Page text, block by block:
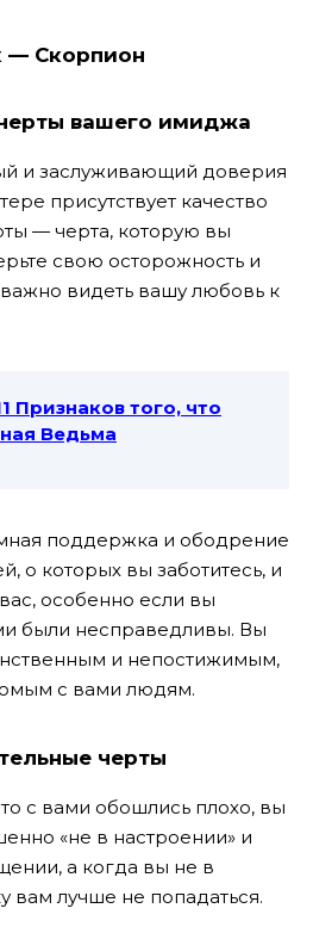
— Скорпион
вашего имиджа
и заслуживающий доверия
присутствует качество
— черта, которую вы
свою осторожность и
видеть вашу любовь к
Признаков того, что
Ведьма
поддержка и ободрение
о которых вы заботитесь, и
особенно если вы
были несправедливы. Вы
и непостижимым,
с вами людям.
черты
с вами обошлись плохо, вы
«не в настроении» и
а когда вы не в
вам лучше не попадаться.